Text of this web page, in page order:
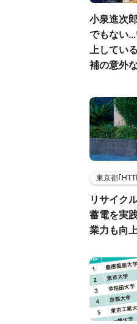
小泉進次
でもない
上してい
補の意外
東京都｢
リサイク
蓄電を実
業力も向上